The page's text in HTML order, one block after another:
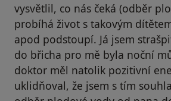
vysvětlil, co nás čeká (odběr
probíhá život s takovým
apod podstoupí. Já jsem
do břicha pro mě byla noční
doktor měl natolik pozitivní
uklidňoval, že jsem s tím